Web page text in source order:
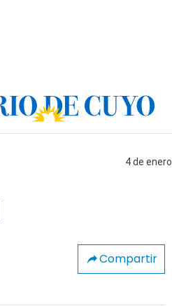
4 de
Compartir